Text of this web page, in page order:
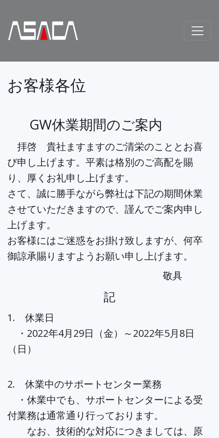
お客様各位
GW休業期間のご案内
拝啓 貴社ますますのご清栄のこととお喜
び申し上げます。平素は格別のご高配を賜
り、厚くお礼申し上げます。
さて、誠に勝手ながら弊社は下記の期間休業
させていただきますので、謹んでご案内申し
上げます。
お客様にはご迷惑をお掛け致しますが、何卒
御諒承賜りますようお願い申し上げます。
敬具
記
1. 休業日
・2022年4月29日（金）～2022年5月8日
（日）
2. 休業中のサポートセンター業務
・休業中でも、サポートセンターによる受
付業務は通常通り行っております。
なお、技術的な対応につきましては、原